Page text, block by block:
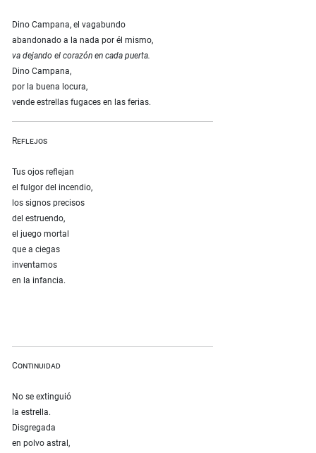
Dino Campana, el vagabundo
abandonado a la nada por él mismo,
va dejando el corazón en cada puerta.
Dino Campana,
por la buena locura,
vende estrellas fugaces en las ferias.
Reflejos
Tus ojos reflejan
el fulgor del incendio,
los signos precisos
del estruendo,
el juego mortal
que a ciegas
inventamos
en la infancia.
Continuidad
No se extinguió
la estrella.
Disgregada
en polvo astral,